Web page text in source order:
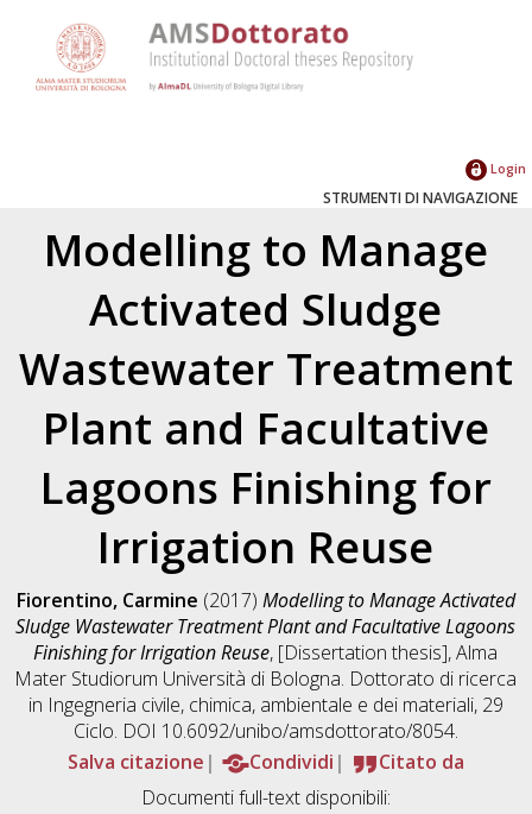
Login
STRUMENTI DI NAVIGAZIONE
Modelling to Manage
Activated Sludge
Wastewater Treatment
Plant and Facultative
Lagoons Finishing for
Irrigation Reuse
Fiorentino, Carmine (2017) Modelling to Manage Activated
Sludge Wastewater Treatment Plant and Facultative Lagoons
Finishing for Irrigation Reuse, [Dissertation thesis], Alma
Mater Studiorum Università di Bologna. Dottorato di ricerca
in Ingegneria civile, chimica, ambientale e dei materiali, 29
Ciclo. DOI 10.6092/unibo/amsdottorato/8054.
Salva citazione
Condividi
Citato da
Documenti full-text disponibili: